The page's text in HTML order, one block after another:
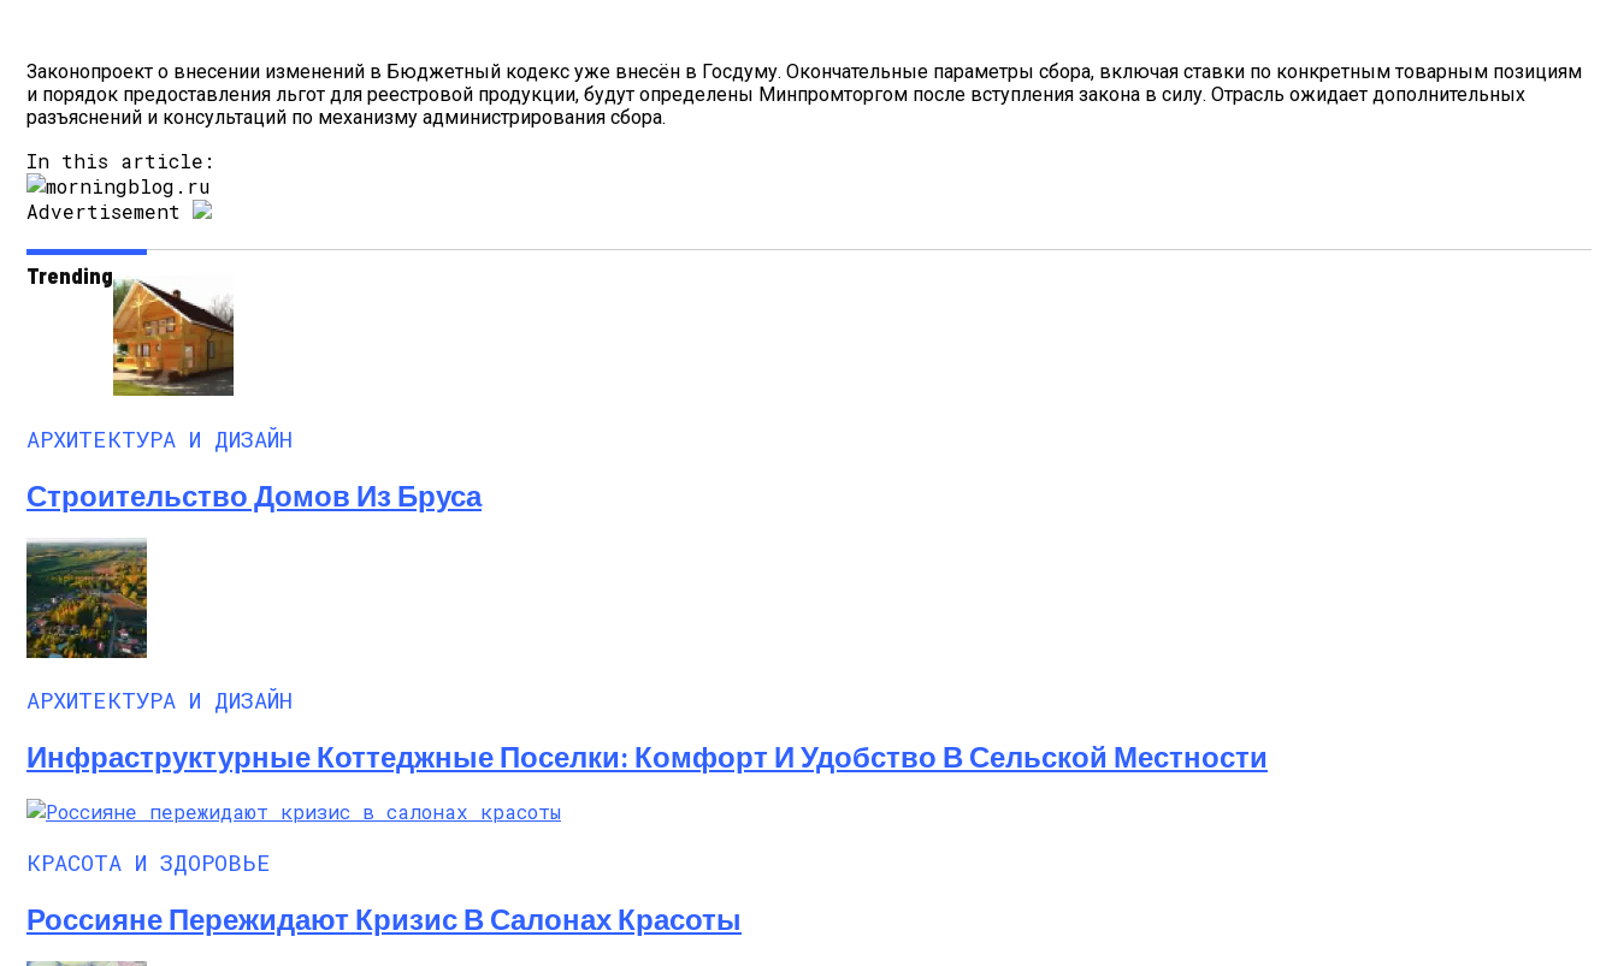
Законопроект о внесении изменений в Бюджетный кодекс уже внесён в Госдуму. Окончательные параметры сбора, включая ставки по конкретным товарным позициям
и порядок предоставления льгот для реестровой продукции, будут определены Минпромторгом после вступления закона в силу. Отрасль ожидает дополнительных
разъяснений и консультаций по механизму администрирования сбора.
In this article:
Advertisement
Trending
АРХИТЕКТУРА И ДИЗАЙН
Строительство Домов Из Бруса
АРХИТЕКТУРА И ДИЗАЙН
Инфраструктурные Коттеджные Поселки: Комфорт И Удобство В Сельской Местности
КРАСОТА И ЗДОРОВЬЕ
Россияне Пережидают Кризис В Салонах Красоты